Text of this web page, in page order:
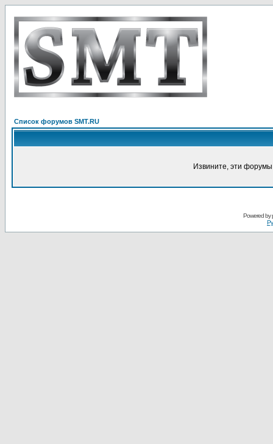
Список форумов SMT.RU
Извините, эти
Powered by